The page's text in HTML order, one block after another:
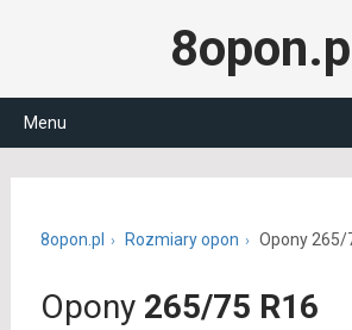
8opon.pl
Menu
8opon.pl Rozmiary opon Opony 265/
Opony 265/75 R16